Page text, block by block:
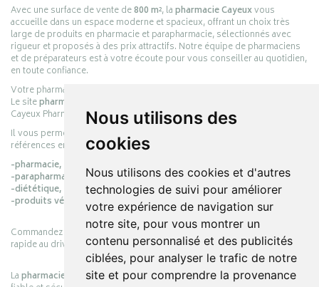
Nous utilisons des
cookies
Nous utilisons des cookies et d'autres
technologies de suivi pour améliorer
votre expérience de navigation sur
notre site, pour vous montrer un
contenu personnalisé et des publicités
ciblées, pour analyser le trafic de notre
site et pour comprendre la provenance
Avec une surface de vente de800 m², lapharmacie Cayeuxvous
accueille dans un espace moderne et spacieux, offrant un choix très
large de produits en pharmacie et parapharmacie, sélectionnés avec
rigueur et proposés à des prix attractifs. Notre équipe de pharmaciens
et de préparateurs est à votre écoute pour vous conseiller au quotidien,
en toute confiance.
Votre pharmacie en ligne :
Le sitepharmacie-cayeux.fr
Cayeux Pharmabest Berck-sur-Mer – Rang-du-Fliers.
Il vous permet de réaliser vos achats en ligne parmi des milliers de
références en :
-pharmacie,
-parapharmacie,
-diététique,
-produits vétérinaires.
Commandez simplement vos produits en ligne et choisissez le retrait
rapide au drive ou la livraison à domicile, en toute simplicité.
Lapharmacie Cayeuxs’engage à vous offrir une expérience pratique,